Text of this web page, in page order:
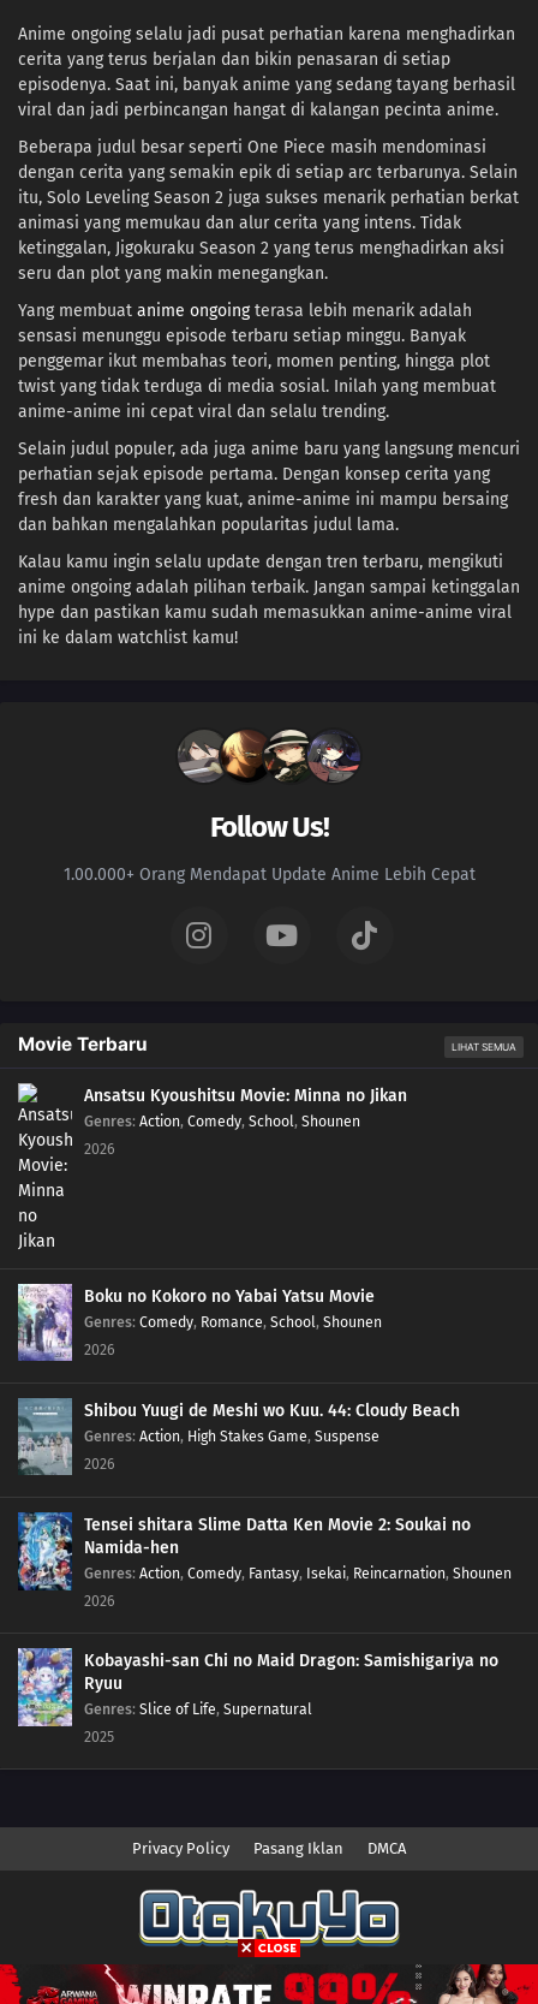
Anime ongoing selalu jadi pusat perhatian karena menghadirkan
cerita yang terus berjalan dan bikin penasaran di setiap
episodenya. Saat ini, banyak anime yang sedang tayang berhasil
viral dan jadi perbincangan hangat di kalangan pecinta anime.
Beberapa judul besar seperti One Piece masih mendominasi
dengan cerita yang semakin epik di setiap arc terbarunya. Selain
itu, Solo Leveling Season 2 juga sukses menarik perhatian berkat
animasi yang memukau dan alur cerita yang intens. Tidak
ketinggalan, Jigokuraku Season 2 yang terus menghadirkan aksi
seru dan plot yang makin menegangkan.
Yang membuat anime ongoingterasa lebih menarik adalah
sensasi menunggu episode terbaru setiap minggu. Banyak
penggemar ikut membahas teori, momen penting, hingga plot
twist yang tidak terduga di media sosial. Inilah yang membuat
anime-anime ini cepat viral dan selalu trending.
Selain judul populer, ada juga anime baru yang langsung mencuri
perhatian sejak episode pertama. Dengan konsep cerita yang
fresh dan karakter yang kuat, anime-anime ini mampu bersaing
dan bahkan mengalahkan popularitas judul lama.
Kalau kamu ingin selalu update dengan tren terbaru, mengikuti
anime ongoing adalah pilihan terbaik. Jangan sampai ketinggalan
hype dan pastikan kamu sudah memasukkan anime-anime viral
ini ke dalam watchlist kamu!
Follow Us!
1.00.000+ Orang Mendapat Update Anime Lebih Cepat
Movie Terbaru LIHAT SEMUA
Ansatsu Kyoushitsu Movie: Minna no Jikan
Genres: Action, Comedy, School, Shounen
2026
Boku no Kokoro no Yabai Yatsu Movie
Genres: Comedy, Romance, School, Shounen
2026
Shibou Yuugi de Meshi wo Kuu. 44: Cloudy Beach
Genres: Action, High Stakes Game, Suspense
2026
Tensei shitara Slime Datta Ken Movie 2: Soukai no
Namida-hen
Genres: Action, Comedy, Fantasy, Isekai, Reincarnation, Shounen
2026
Kobayashi-san Chi no Maid Dragon: Samishigariya no
Ryuu
Genres: Slice of Life, Supernatural
2025
Privacy Policy Pasang Iklan DMCA
Copyright © 2026 Anime.Otakuyo. All Rights Reserved
Disclaimer: This site Anime.Otakuyodoes not store any files on its server.